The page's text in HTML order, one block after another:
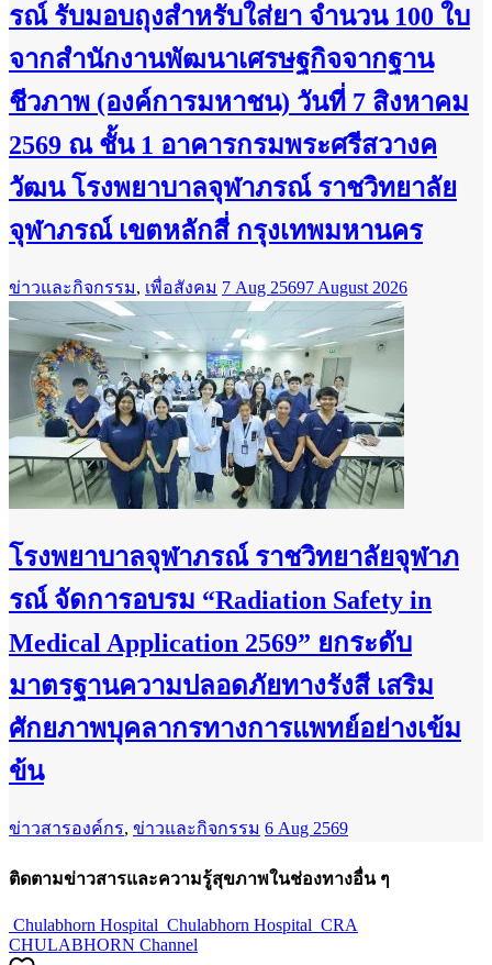
รณ์ รับมอบถุงสำหรับใส่ยา จำนวน 100 ใบ
จากสำนักงานพัฒนาเศรษฐกิจจากฐาน
ชีวภาพ (องค์การมหาชน) วันที่ 7 สิงหาคม
2569 ณ ชั้น 1 อาคารกรมพระศรีสวางค
วัฒน โรงพยาบาลจุฬาภรณ์ ราชวิทยาลัย
จุฬาภรณ์ เขตหลักสี่ กรุงเทพมหานคร
ข่าวและกิจกรรม, เพื่อสังคม 7 Aug 25697 August 2026
โรงพยาบาลจุฬาภรณ์ ราชวิทยาลัยจุฬาภ
รณ์ จัดการอบรม “Radiation Safety in
Medical Application 2569” ยกระดับ
มาตรฐานความปลอดภัยทางรังสี เสริม
ศักยภาพบุคลากรทางการแพทย์อย่างเข้ม
ข้น
ข่าวสารองค์กร, ข่าวและกิจกรรม 6 Aug 2569
ติดตามข่าวสารและความรู้สุขภาพในช่องทางอื่น ๆ
Chulabhorn Hospital Chulabhorn Hospital CRA
CHULABHORN Channel